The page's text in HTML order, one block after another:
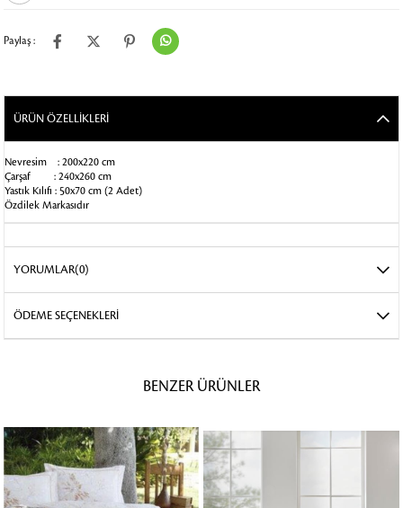
Paylaş :
ÜRÜN ÖZELLIKLERI
Nevresim : 200x220 cm
Çarşaf : 240x260 cm
Yastık Kılıfı : 50x70 cm (2 Adet)
Özdilek Markasıdır
YORUMLAR(0)
ÖDEME SEÇENEKLERI
BENZER ÜRÜNLER